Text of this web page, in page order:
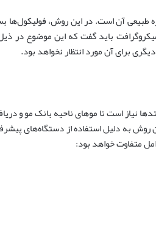
طبیعی آن است. در این روش، فولیکول‌ها
باید گفت که این موضوع در
برای آن مورد انتظار نخواهد بود.
نیاز است تا موهای ناحیه بانک مو و
به دلیل استفاده از دستگاه‌های
متفاوت خواهد بود: